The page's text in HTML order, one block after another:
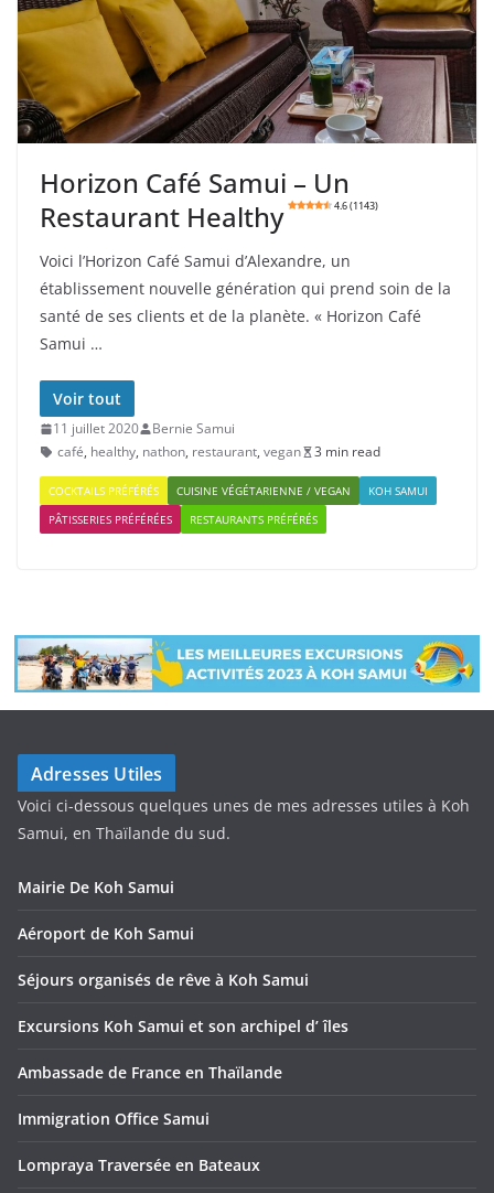
Horizon Café Samui – Un
Restaurant Healthy
4.6 (1143)
Voici l’Horizon Café Samui d’Alexandre, un
établissement nouvelle génération qui prend soin de la
santé de ses clients et de la planète. « Horizon Café
Samui …
Voir tout
11 juillet 2020
Bernie Samui
café, healthy, nathon, restaurant, vegan 3 min read
COCKTAILS PRÉFÉRÉS CUISINE VÉGÉTARIENNE / VEGAN
KOH SAMUI
PÂTISSERIES PRÉFÉRÉES
RESTAURANTS PRÉFÉRÉS
Adresses Utiles
Voici ci-dessous quelques unes de mes adresses utiles à Koh
Samui, en Thaïlande du sud.
Mairie De Koh Samui
Aéroport de Koh Samui
Séjours organisés de rêve à Koh Samui
Excursions Koh Samui et son archipel d’ îles
Ambassade de France en Thaïlande
Immigration Office Samui
Lompraya Traversée en Bateaux